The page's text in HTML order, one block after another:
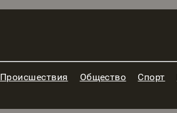
Происшествия Общество Спорт